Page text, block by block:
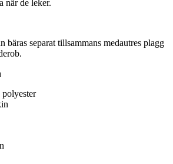
när de leker.
bäras separat tillsammans medautres plagg